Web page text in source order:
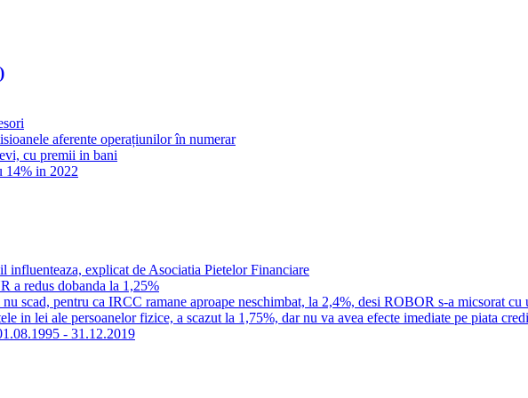
aferente operațiunilor în numerar
cu premii in bani
14% in 2022
influenteaza, explicat de Asociatia Pietelor Financiare
a redus dobanda la 1,25%
scad, pentru ca IRCC ramane aproape neschimbat, la 2,4%, desi ROBOR s-a micsorat cu
in lei ale persoanelor fizice, a scazut la 1,75%, dar nu va avea efecte imediate pe piata
- 31.12.2019